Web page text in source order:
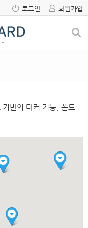
로그인 회원가입
기반의 마커 기능, 폰트